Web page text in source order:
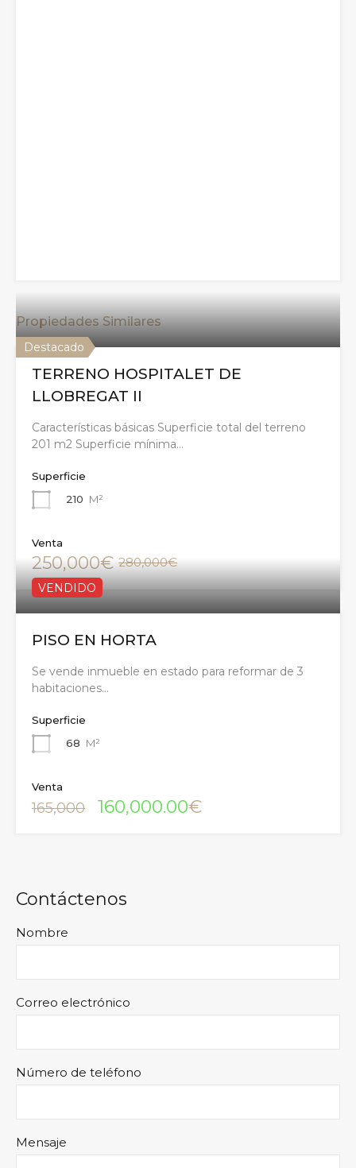
Propiedades Similares
Destacado
TERRENO HOSPITALET DE
LLOBREGAT II
Características básicas Superficie total del terreno
201 m2 Superficie mínima…
Superficie
210 M²
Venta
250,000€ 280,000€
VENDIDO
PISO EN HORTA
Se vende inmueble en estado para reformar de 3
habitaciones…
Superficie
68 M²
Venta
165,000 160,000.00€
Contáctenos
Nombre
Correo electrónico
Número de teléfono
Mensaje